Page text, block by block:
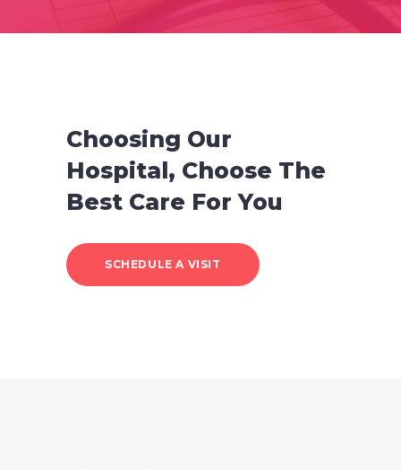
Choosing Our
Hospital, Choose The
Best Care For You
SCHEDULE A VISIT